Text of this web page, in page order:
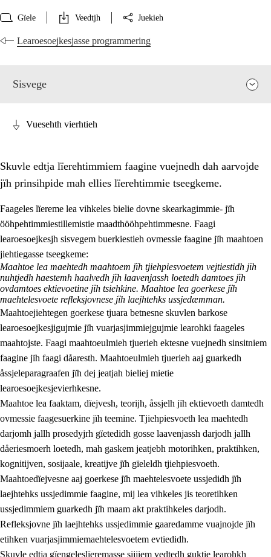
Gïele Veedtjh Juekieh
Learoesoejkesjasse programmering
Sisvege
2. Lïeremen, evtiedimmien jïh skearkagimmien prinsihph
2.1 Sosijaale lïereme jïh evtiedimmie
2.2 Maahtoe faagine
2.3 Vihkeles tjiehpiesvoeth
2.4 Lïeredh lïeredh
Dåaresthfaageles teemah
Vuesehth vierhtieh
Skuvle edtja lïerehtimmiem faagine vuejnedh dah aarvojde
jïh prinsihpide mah ellies lïerehtimmie tseegkeme.
Faageles lïereme lea vihkeles bielie dovne skearkagimmie- jïh
ööhpehtimmiestillemistie maadthööhpehtimmesne. Faagi
learoesoejkesjh sisvegem buerkiestieh ovmessie faagine jïh maahtoen
jiehtiegasse tseegkeme:
Maahtoe lea maehtedh maahtoem jïh tjiehpiesvoetem vejtiestidh jïh
nuhtjedh haestemh haalvedh jïh laavenjassh loetedh damtoes jïh
ovdamtoes ektievoetine jïh tsiehkine. Maahtoe lea goerkese jïh
maehtelesvoete refleksjovnese jïh laejhtehks ussjedæmman.
Maahtoejiehtegen goerkese tjuara betnesne skuvlen barkose
learoesoejkesjigujmie jïh vuarjasjimmiejgujmie learohki faageles
maahtojste. Faagi maahtoeulmieh tjuerieh ektesne vuejnedh sinsitniem
faagine jïh faagi dåaresth. Maahtoeulmieh tjuerieh aaj guarkedh
åssjeleparagraafen jïh dej jeatjah bieliej mietie
learoesoejkesjevierhkesne.
Maahtoe lea faaktam, dïejvesh, teorijh, åssjelh jïh ektievoeth damtedh
ovmessie faagesuerkine jïh teemine. Tjiehpiesvoeth lea maehtedh
darjomh jallh prosedyjrh gïetedidh gosse laavenjassh darjodh jallh
dåeriesmoerh loetedh, mah gaskem jeatjebh motorihken, praktihken,
kognitijven, sosijaale, kreatijve jïh gïeleldh tjiehpiesvoeth.
Maahtoedïejvesne aaj goerkese jïh maehtelesvoete ussjedidh jïh
laejhtehks ussjedimmie faagine, mij lea vihkeles jis teoretihken
ussjedimmiem guarkedh jïh maam akt praktihkeles darjodh.
Refleksjovne jïh laejhtehks ussjedimmie gaaredamme vuajnojde jïh
etihken vuarjasjimmiemaehtelesvoetem evtiedidh.
Skuvle edtja gïengeleslïeremasse sijjiem vedtedh guktie learohkh